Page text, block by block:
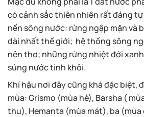
có cảnh sắc thiên nhiên rất đáng
nền sông nước: rừng ngập mặn và
dài nhất thế giới; hệ thống sông
nên thơ; những rừng nhiệt đới
súng nước tinh khôi.
Khí hậu nơi đây cũng khá đặc biệt,
mùa: Grismo (mùa hè), Barsha (
thu), Hemanta (mùa mát), ba